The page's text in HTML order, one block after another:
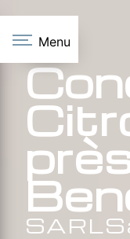
Menu